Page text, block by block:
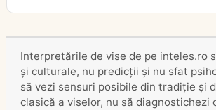
Interpretările de vise de pe inteles.ro
și culturale, nu predicții și nu sfat
să vezi sensuri posibile din tradiție și
clasică a viselor, nu să diagnostichezi